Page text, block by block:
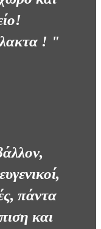
! "
πάντα
και